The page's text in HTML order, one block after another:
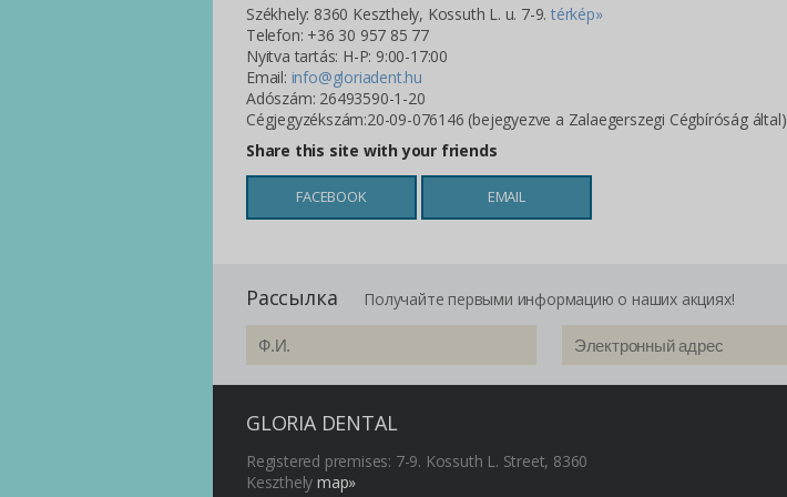
Székhely: 8360 Keszthely, Kossuth L. u. 7-9.térkép»
Telefon: +36 30 957 85 77
Nyitva tartás: H-P: 9:00-17:00
Email: info@gloriadent.hu
Adószám: 26493590-1-20
Cégjegyzékszám:20-09-076146 (bejegyezve a Zalaegerszegi Cégbíróság által)
Share this site with your friends
FACEBOOK EMAIL
Рассылка Получайте первыми информацию о наших акциях!
GLORIA DENTAL
Registered premises: 7-9. Kossuth L. Street, 8360
Keszthely map»